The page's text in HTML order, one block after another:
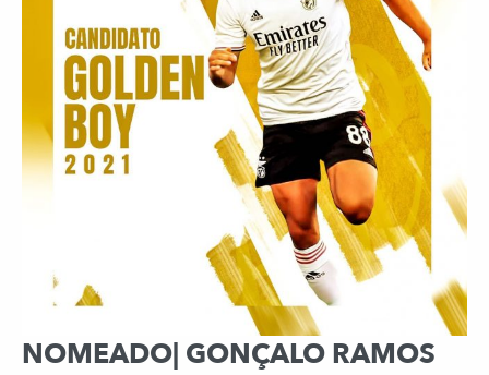
NOMEADO| GONÇALO RAMOS